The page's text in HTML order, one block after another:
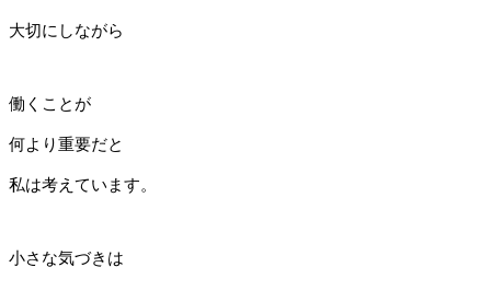
大切にしながら
働くことが
何より重要だと
私は考えています。
小さな気づきは